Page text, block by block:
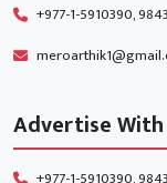
+977-1-5910390,
Advertise With